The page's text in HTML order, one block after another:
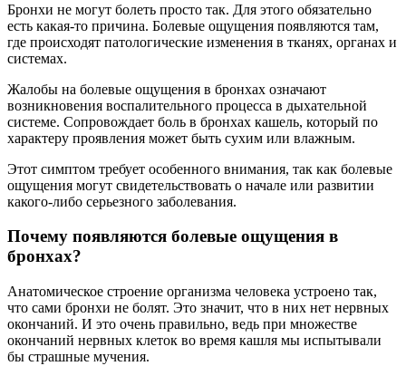
Бронхи не могут болеть просто так. Для этого обязательно
есть какая-то причина. Болевые ощущения появляются там,
где происходят патологические изменения в тканях, органах и
системах.
Жалобы на болевые ощущения в бронхах означают
возникновения воспалительного процесса в дыхательной
системе. Сопровождает боль в бронхах кашель, который по
характеру проявления может быть сухим или влажным.
Этот симптом требует особенного внимания, так как болевые
ощущения могут свидетельствовать о начале или развитии
какого-либо серьезного заболевания.
Почему появляются болевые ощущения в
бронхах?
Анатомическое строение организма человека устроено так,
что сами бронхи не болят. Это значит, что в них нет нервных
окончаний. И это очень правильно, ведь при множестве
окончаний нервных клеток во время кашля мы испытывали
бы страшные мучения.